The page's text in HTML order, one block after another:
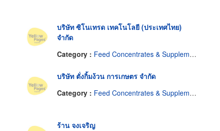
บริษัท ซิโนเทรด เทคโนโลยี (ประเทศไทย)
จำกัด
Category : Feed Concentrates & Supplements
บริษัท ตั่งกิ้มง้วน การเกษตร จำกัด
Category : Feed Concentrates & Supplements
ร้าน จงเจริญ